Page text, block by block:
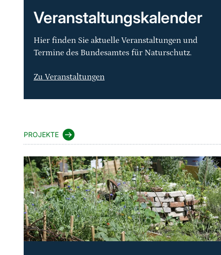
Veranstaltungskalender
Hier finden Sie aktuelle Veranstaltungen und
Termine des Bundesamtes für Naturschutz.
Zu Veranstaltungen
PROJEKTE